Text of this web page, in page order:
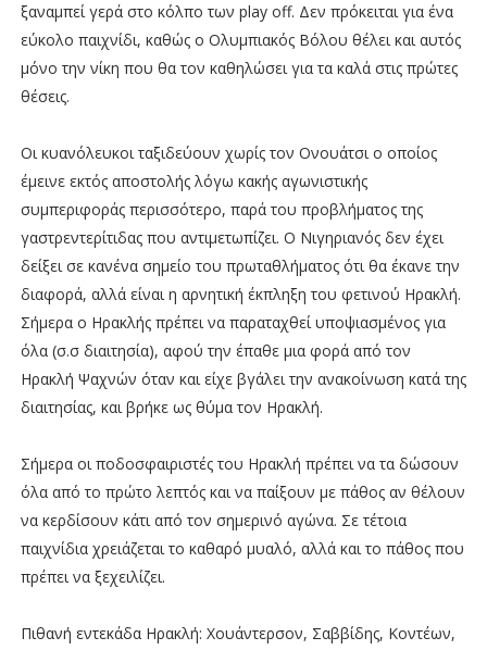
ξαναμπεί γερά στο κόλπο των play off. Δεν πρόκειται για ένα
εύκολο παιχνίδι, καθώς ο Ολυμπιακός Βόλου θέλει και αυτός
μόνο την νίκη που θα τον καθηλώσει για τα καλά στις πρώτες
θέσεις.
Οι κυανόλευκοι ταξιδεύουν χωρίς τον Ονουάτσι ο οποίος
έμεινε εκτός αποστολής λόγω κακής αγωνιστικής
συμπεριφοράς περισσότερο, παρά του προβλήματος της
γαστρεντερίτιδας που αντιμετωπίζει. Ο Νιγηριανός δεν έχει
δείξει σε κανένα σημείο του πρωταθλήματος ότι θα έκανε την
διαφορά, αλλά είναι η αρνητική έκπληξη του φετινού Ηρακλή.
Σήμερα ο Ηρακλής πρέπει να παραταχθεί υποψιασμένος για
όλα (σ.σ διαιτησία), αφού την έπαθε μια φορά από τον
Ηρακλή Ψαχνών όταν και είχε βγάλει την ανακοίνωση κατά της
διαιτησίας, και βρήκε ως θύμα τον Ηρακλή.
Σήμερα οι ποδοσφαιριστές του Ηρακλή πρέπει να τα δώσουν
όλα από το πρώτο λεπτός και να παίξουν με πάθος αν θέλουν
να κερδίσουν κάτι από τον σημερινό αγώνα. Σε τέτοια
παιχνίδια χρειάζεται το καθαρό μυαλό, αλλά και το πάθος που
πρέπει να ξεχειλίζει.
Πιθανή εντεκάδα Ηρακλή: Χουάντερσον, Σαββίδης, Κοντέων,